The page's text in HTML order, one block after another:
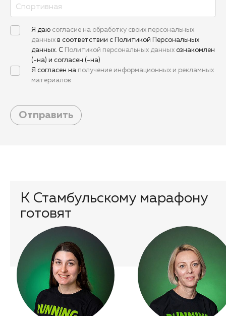
Я даю согласие на обработку своих персональных
данных в соответствии с Политикой Персональных
данных. С
Политикой персональных данных ознакомлен
(-на) и согласен (-на)
Я согласен на получение информационных и рекламных
материалов
Отправить
К Стамбульскому марафону
готовят